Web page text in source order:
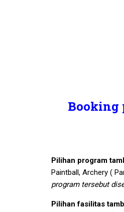
Booking
Pilihan program
Paintball, Archery (
program tersebut
Pilihan fasilitas